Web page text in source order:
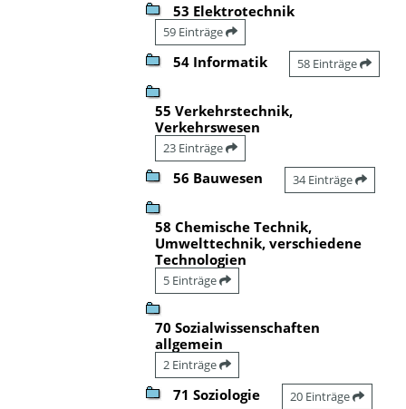
53 Elektrotechnik
59 Einträge
54 Informatik 58 Einträge
55 Verkehrstechnik,
Verkehrswesen
23 Einträge
56 Bauwesen 34 Einträge
58 Chemische Technik,
Umwelttechnik, verschiedene
Technologien
5 Einträge
70 Sozialwissenschaften
allgemein
2 Einträge
71 Soziologie 20 Einträge